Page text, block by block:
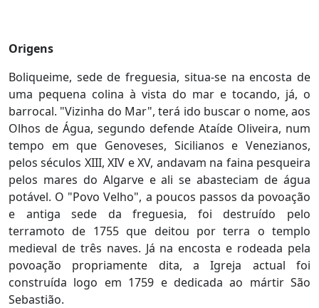
Origens
Boliqueime, sede de freguesia, situa-se na encosta de
uma pequena colina à vista do mar e tocando, já, o
barrocal. "Vizinha do Mar", terá ido buscar o nome, aos
Olhos de Água, segundo defende Ataíde Oliveira, num
tempo em que Genoveses, Sicilianos e Venezianos,
pelos séculos XIII, XIV e XV, andavam na faina pesqueira
pelos mares do Algarve e ali se abasteciam de água
potável. O "Povo Velho", a poucos passos da povoação
e antiga sede da freguesia, foi destruído pelo
terramoto de 1755 que deitou por terra o templo
medieval de três naves. Já na encosta e rodeada pela
povoação propriamente dita, a Igreja actual foi
construída logo em 1759 e dedicada ao mártir São
Sebastião.